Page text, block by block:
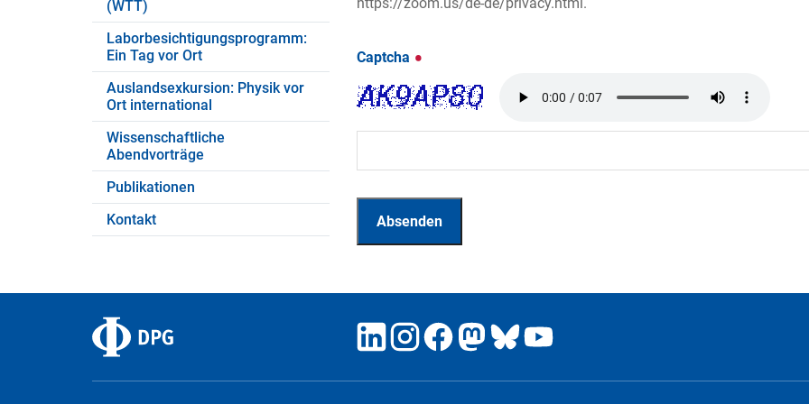
(WTT)
Laborbesichtigungsprogramm:
Ein Tag vor Ort
Auslandsexkursion: Physik vor
Ort international
Wissenschaftliche
Abendvorträge
Publikationen
Kontakt
Captcha